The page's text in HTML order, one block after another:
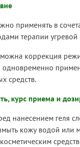
применять в
терапии
коррекция
одновременно
средств.
курс приема и
нанесением геля
кожу водой или